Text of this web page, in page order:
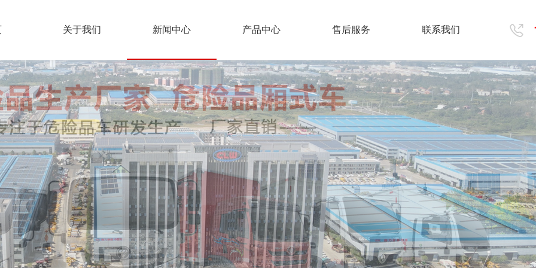
关于我们 新闻中心 产品中心 售后服务 联系我们